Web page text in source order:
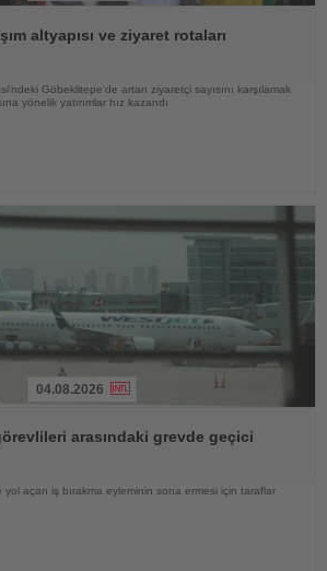
altyapısı ve ziyaret rotaları
Göbeklitepe'de artan ziyaretçi sayısını karşılamak
yönelik yatırımlar hız kazandı
04.08.2026
arasındaki grevde geçici
yol açan iş bırakma eyleminin sona ermesi için taraflar